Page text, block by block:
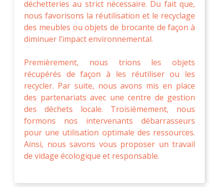
déchetteries au strict nécessaire. Du fait que,
nous favorisons la réutilisation et le recyclage
des meubles ou objets de brocante de façon à
diminuer l’impact environnemental.
Premièrement, nous trions les objets
récupérés de façon à les réutiliser ou les
recycler. Par suite, nous avons mis en place
des partenariats avec une centre de gestion
des déchets locale. Troisièmement, nous
formons nos intervenants débarrasseurs
pour une utilisation optimale des ressources.
Ainsi, nous savons vous proposer un travail
de vidage écologique et responsable.